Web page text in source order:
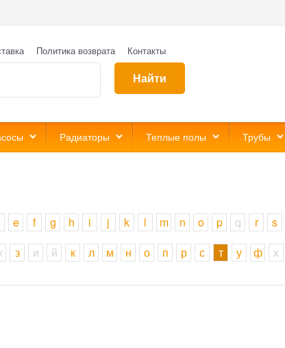
Политика возврата Контакты
Найти
Радиаторы Теплые полы Трубы
e f g h i j k l m n o p q r s
з и й к л м н о п р с т у ф х